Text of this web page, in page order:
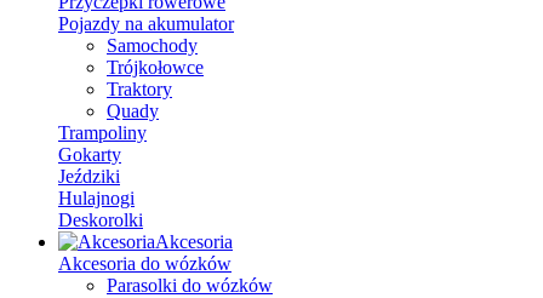
Pojazdy na akumulator
Samochody
Trójkołowce
Traktory
Quady
Trampoliny
Gokarty
Jeździki
Hulajnogi
Deskorolki
Akcesoria
Akcesoria do wózków
Parasolki do wózków